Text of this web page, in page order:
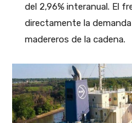
del 2,96% interanual. El
directamente la
madereros de la cadena.